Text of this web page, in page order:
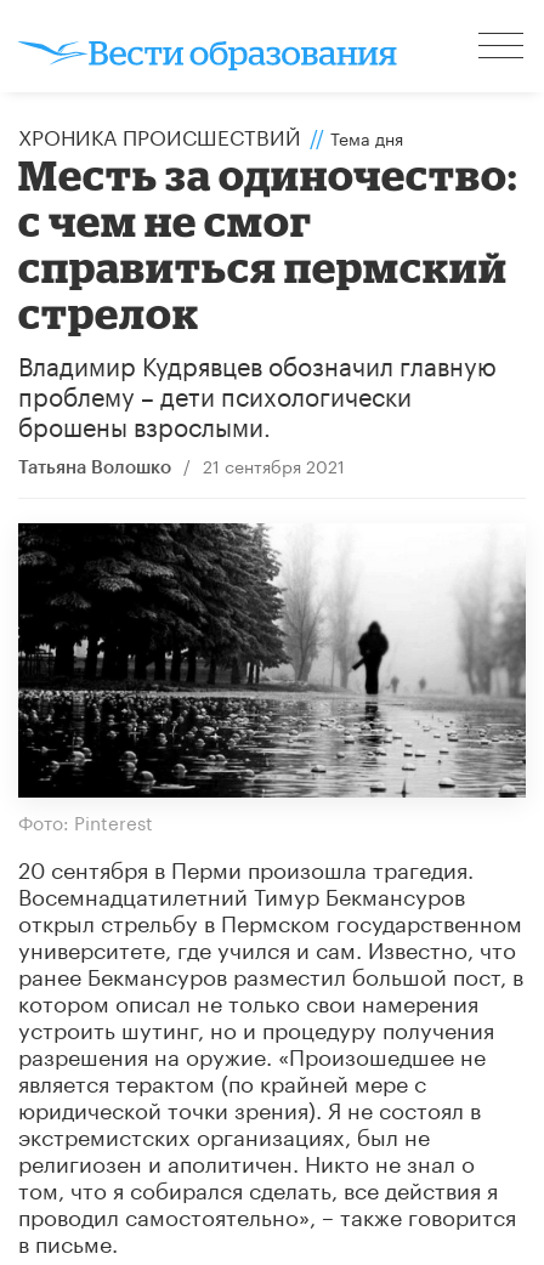
ХРОНИКА ПРОИСШЕСТВИЙ // Тема дня
Месть за одиночество:
с чем не смог
справиться пермский
стрелок
Владимир Кудрявцев обозначил главную
проблему – дети психологически
брошены взрослыми.
Татьяна Волошко / 21 сентября 2021
Фото: Pinterest
20 сентября в Перми произошла трагедия.
Восемнадцатилетний Тимур Бекмансуров
открыл стрельбу в Пермском государственном
университете, где учился и сам. Известно, что
ранее Бекмансуров разместил большой пост, в
котором описал не только свои намерения
устроить шутинг, но и процедуру получения
разрешения на оружие. «Произошедшее не
является терактом (по крайней мере с
юридической точки зрения). Я не состоял в
экстремистских организациях, был не
религиозен и аполитичен. Никто не знал о
том, что я собирался сделать, все действия я
проводил самостоятельно», – также говорится
в письме.